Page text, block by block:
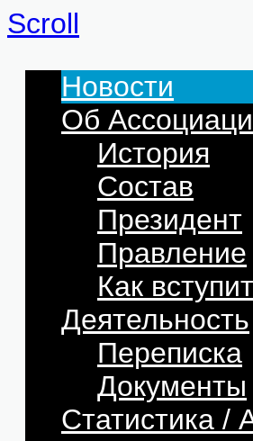
Scroll
Новости
Об
История
Состав
Президент
Правление
Как
Деятельность
Переписка
Документы
Статистика /